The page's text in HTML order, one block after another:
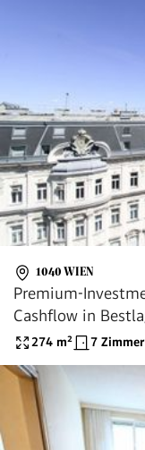
1040 WIEN
Premium-
Cashflow in
274 m² 7 Zimmer